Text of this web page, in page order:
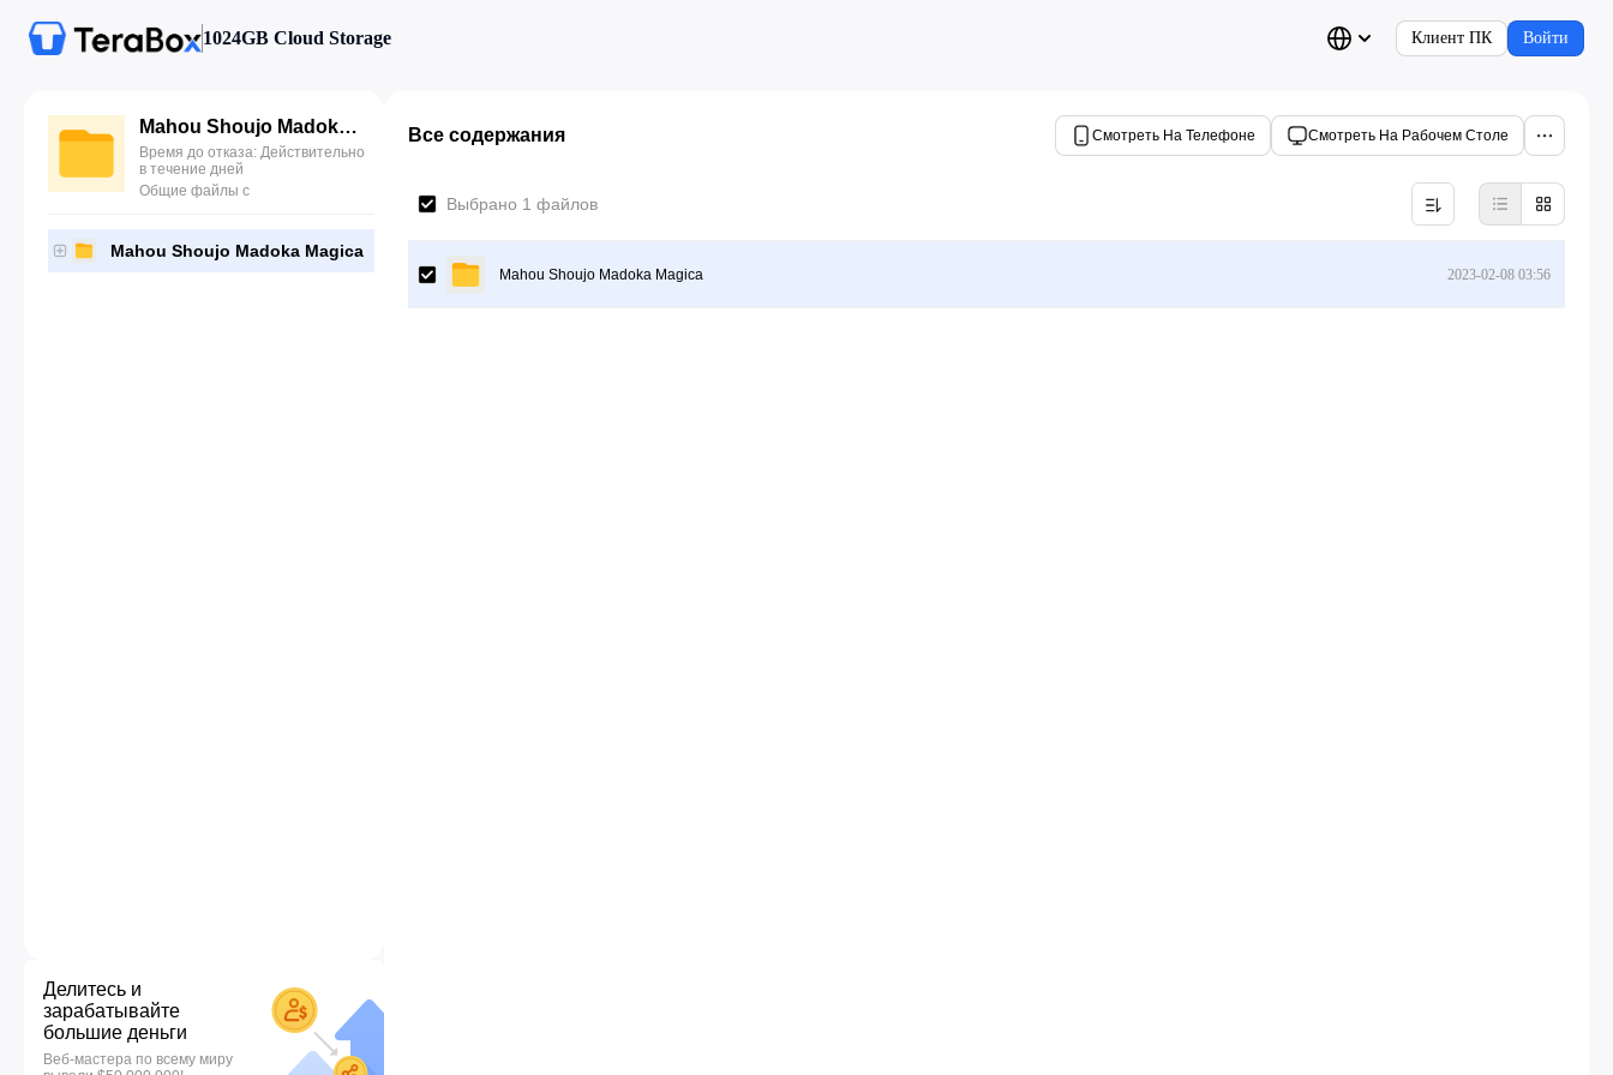
1024GB Cloud Storage Клиент ПК Войти
Mahou Shoujo Madoka Magica
Время до отказа: Действительно
в течение дней
Общие файлы с
Mahou Shoujo Madoka Magica
Делитесь и
зарабатывайте
большие деньги
Веб-мастера по всему миру
Все содержания Смотреть На Телефоне Смотреть На Рабочем Столе
Выбрано 1 файлов
Mahou Shoujo Madoka Magica 2023-02-08 03:56